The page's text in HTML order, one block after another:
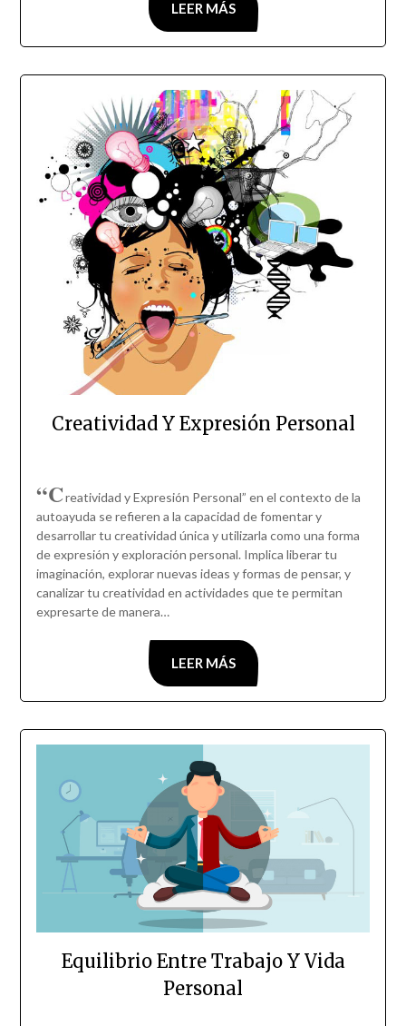
LEER MÁS
Creatividad Y Expresión Personal
“Creatividad y Expresión Personal” en el contexto de la
autoayuda se refieren a la capacidad de fomentar y
desarrollar tu creatividad única y utilizarla como una forma
de expresión y exploración personal. Implica liberar tu
imaginación, explorar nuevas ideas y formas de pensar, y
canalizar tu creatividad en actividades que te permitan
expresarte de manera…
LEER MÁS
Equilibrio Entre Trabajo Y Vida
Personal